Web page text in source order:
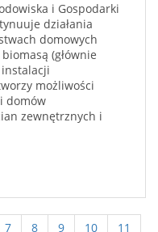
i Gospodarki
działania
domowych
(głównie
możliwości
domów
zewnętrznych i
7 8 9 10 11